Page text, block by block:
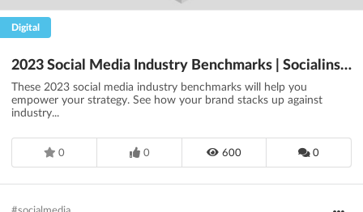
Digital
2023 Social Media Industry Benchmarks | Socialinsider
These 2023 social media industry benchmarks will help you
empower your strategy. See how your brand stacks up against
industry...
0 0 600 0